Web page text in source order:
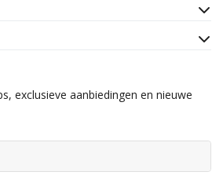
exclusieve aanbiedingen en nieuwe